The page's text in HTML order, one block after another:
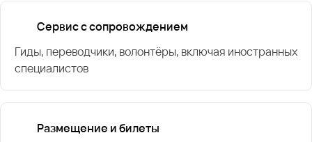
Сервис с сопровождением
Гиды, переводчики, волонтёры, включая иностранных
специалистов
Размещение и билеты